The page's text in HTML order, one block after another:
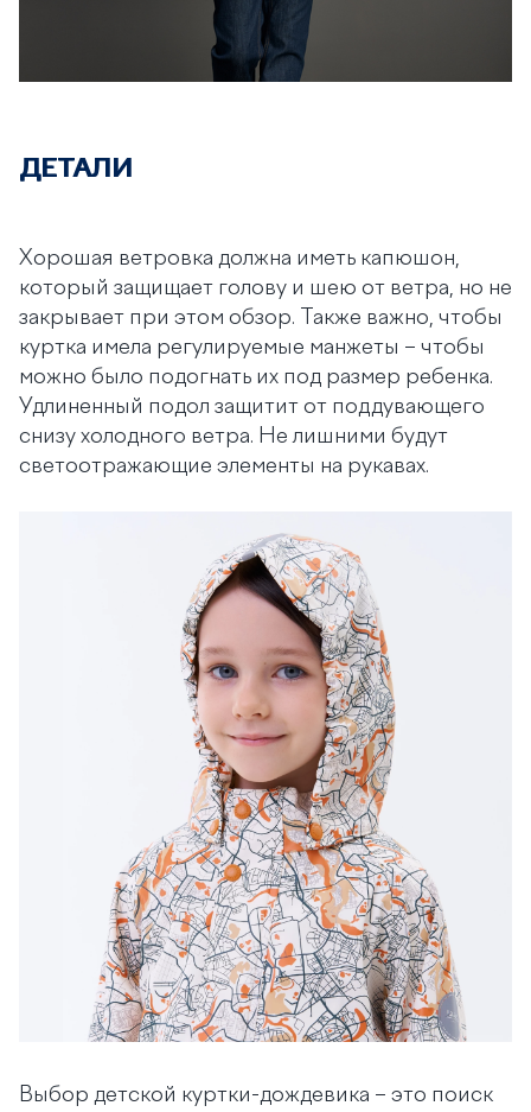
ДЕТАЛИ
Хорошая ветровка должна иметь капюшон,
который защищает голову и шею от ветра, но не
закрывает при этом обзор. Также важно, чтобы
куртка имела регулируемые манжеты – чтобы
можно было подогнать их под размер ребенка.
Удлиненный подол защитит от поддувающего
снизу холодного ветра. Не лишними будут
светоотражающие элементы на рукавах.
Выбор детской куртки-дождевика – это поиск